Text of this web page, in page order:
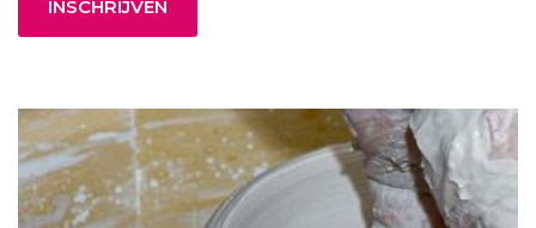
INSCHRIJVEN